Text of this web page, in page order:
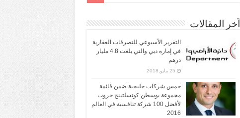
آخر المقالات
التقرير الأسبوعي للتصرفات العقارية
في إماره دبي والتي بلغت 4.8 مليار
درهم
25 مايو,2018
خمس شركات خليجية ضمن قائمة
مجموعة بوسطن كونسلتينج جروب
لأفضل 100 شركة تنافسية في العالم
2016